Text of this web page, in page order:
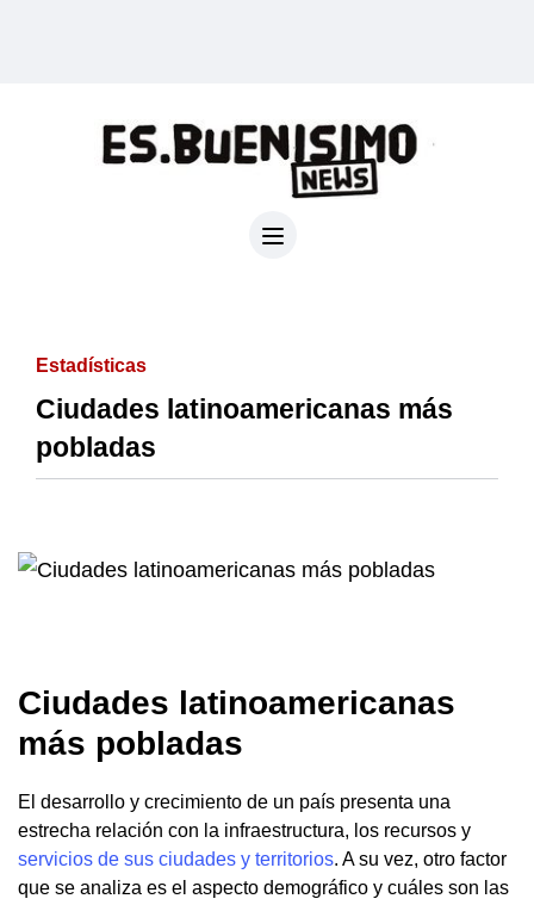
Estadísticas
Ciudades latinoamericanas más
pobladas
Ciudades latinoamericanas
más pobladas
El desarrollo y crecimiento de un país presenta una
estrecha relación con la infraestructura, los recursos y
servicios de sus ciudades y territorios. A su vez, otro factor
que se analiza es el aspecto demográfico y cuáles son las